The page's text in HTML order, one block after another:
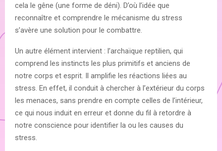
cela le gêne (une forme de déni). D’où l’idée que
reconnaître et comprendre le mécanisme du stress
s’avère une solution pour le combattre.
Un autre élément intervient : l’archaïque reptilien, qui
comprend les instincts les plus primitifs et anciens de
notre corps et esprit. Il amplifie les réactions liées au
stress. En effet, il conduit à chercher à l’extérieur du corps
les menaces, sans prendre en compte celles de l’intérieur,
ce qui nous induit en erreur et donne du fil à retordre à
notre conscience pour identifier la ou les causes du
stress.